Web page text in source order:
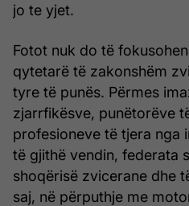
jo te yjet.
Fotot nuk do të
qytetarë të zakonshëm
tyre të punës. Përmes
zjarrfikësve, punëtorëve
profesioneve të tjera nga
të gjithë vendin, federata
shoqërisë zvicerane dhe
saj, në përputhje me